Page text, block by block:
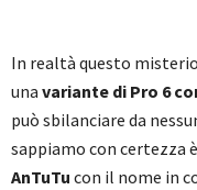
In realtà questo
una variante di Pro 6
può sbilanciare da
sappiamo con certezza
AnTuTu con il nome in